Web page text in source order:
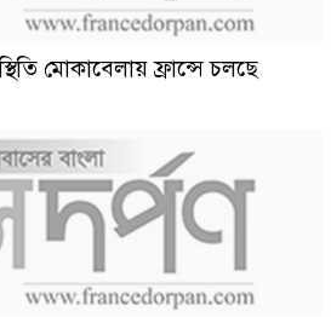
মোকাবেলায় ফ্রান্সে চলছে